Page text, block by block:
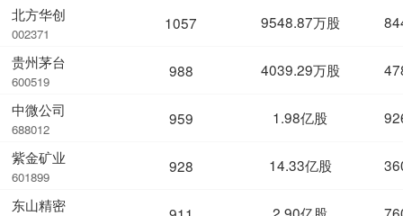
北方华创
002371
贵州茅台
600519
中微公司
688012
紫金矿业
601899
东山精密
1057 9548.87万股
988 4039.29万股
959 1.98亿股
928 14.33亿股